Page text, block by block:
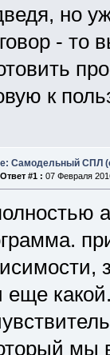
но
- то
к
Самодельный СПЛ
Ответ #1 : 07 Февраля
еще
мы